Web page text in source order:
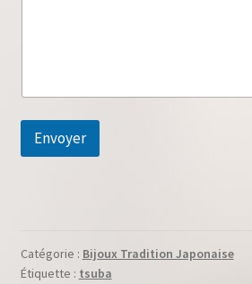
Envoyer
Catégorie : Bijoux Tradition Japonaise
Étiquette : tsuba